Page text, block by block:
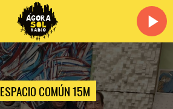
ESPACIO COMÚN 15M